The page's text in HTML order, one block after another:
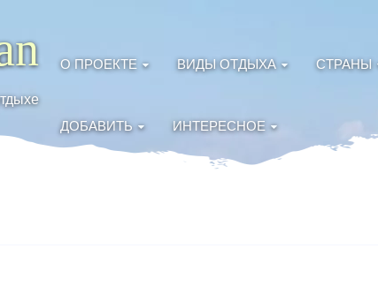
О ПРОЕКТЕ ВИДЫ ОТДЫХА СТРАНЫ
ДОБАВИТЬ ИНТЕРЕСНОЕ